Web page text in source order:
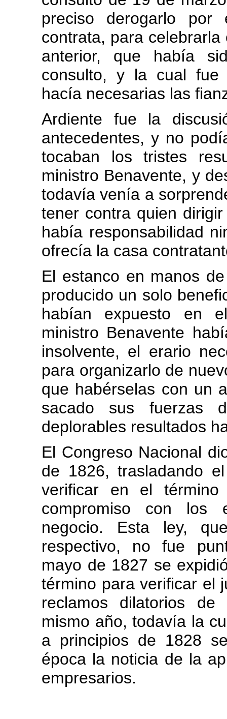
preciso derogarlo
contrata, para
anterior, que había
consulto, y la cual fue
hacía necesarias las
Ardiente fue la
antecedentes, y no
tocaban los tristes
ministro Benavente, y
todavía venía a
tener contra quien
había responsabilidad
ofrecía la casa
El estanco en manos
producido un solo
habían expuesto en
ministro Benavente
insolvente, el erario
para organizarlo de
que habérselas con un
sacado sus fuerzas
deplorables resultados
El Congreso Nacional
de 1826, trasladando
verificar en el
compromiso con los
negocio. Esta ley,
respectivo, no fue
mayo de 1827 se
término para verificar el
reclamos dilatorios
mismo año, todavía la
a principios de 1828
época la noticia de la
empresarios.